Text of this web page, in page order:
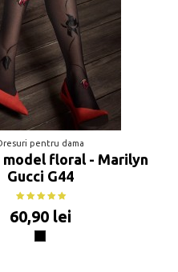
pentru dama
model floral - Marilyn
Gucci G44
60,90 lei
Negru